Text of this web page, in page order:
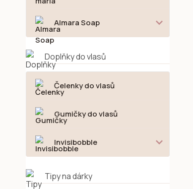
Almara Soap
Doplňky do vlasů
Čelenky do vlasů
Gumičky do vlasů
Invisibobble
Tipy na dárky